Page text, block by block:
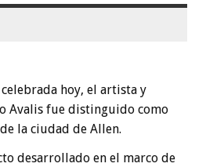
hoy, el artista y
Avalis fue distinguido como
la ciudad de Allen.
desarrollado en el marco de